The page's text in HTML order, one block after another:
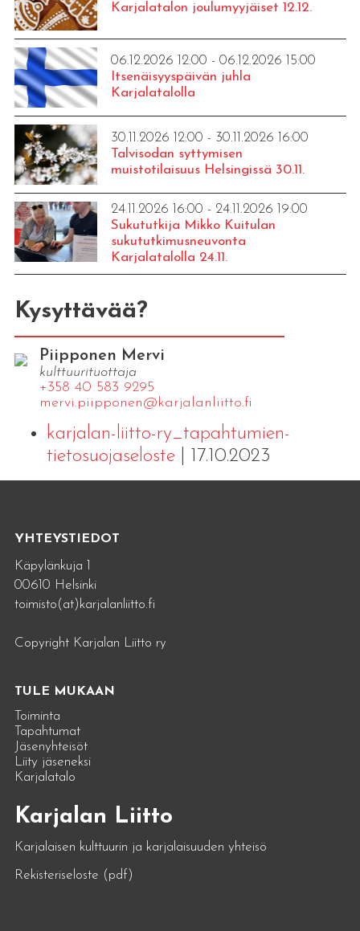
Karjalatalon joulumyyjäiset 12.12.
06.12.2026 12:00 - 06.12.2026 15:00
Itsenäisyyspäivän juhla
Karjalatalolla
30.11.2026 12:00 - 30.11.2026 16:00
Talvisodan syttymisen
muistotilaisuus Helsingissä 30.11.
24.11.2026 16:00 - 24.11.2026 19:00
Sukututkija Mikko Kuitulan
sukututkimusneuvonta
Karjalatalolla 24.11.
Kysyttävää?
Piipponen Mervi
kulttuurituottaja
+358 40 583 9295
mervi.​piipponen@​kar​jala​nlii​tto.​fi
karjalan-liitto-ry_tapahtumien-
tietosuojaseloste| 17.10.2023
YHTEYSTIEDOT
Käpylänkuja 1
00610 Helsinki
toimisto(at)karjalanliitto.fi
Copyright Karjalan Liitto ry
TULE MUKAAN
Toiminta
Tapahtumat
Jäsenyhteisöt
Liity jäseneksi
Karjalatalo
Karjalan Liitto
Karjalaisen kulttuurin ja karjalaisuuden yhteisö
Rekisteriseloste (pdf)